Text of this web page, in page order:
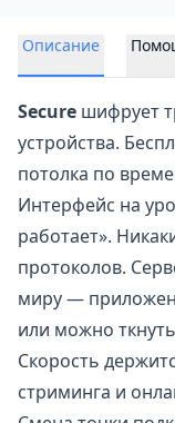
Описание
Secure шифрует
устройства.
потолка по
Интерфейс на
работает».
протоколов.
миру —
или можно
Скорость
стриминга и